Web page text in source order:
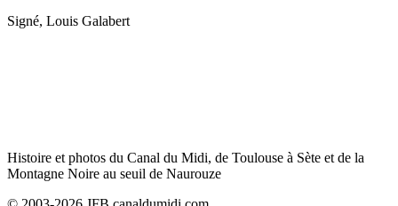
Signé, Louis Galabert
Histoire et photos du Canal du Midi, de Toulouse à Sète et de la
Montagne Noire au seuil de Naurouze